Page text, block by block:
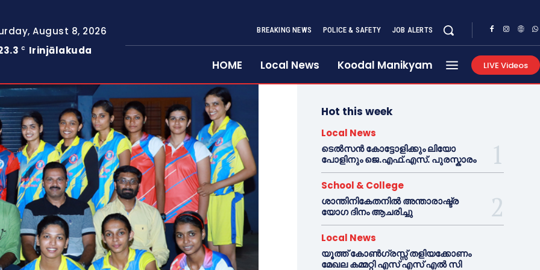
August 8, 2026
C Irinjālakuda
BREAKING NEWS POLICE & SAFETY JOB ALERTS
HOME Local News Koodal Manikyam LIVE Videos
Hot this week
Local News
ടെൽസൻ കോട്ടോളിക്കും ലിയോ
പോളിനും ജെ.എഫ്.എസ്. പുരസ്കാരം
School & College
ശാന്തിനികേതനിൽ അന്താരാഷ്ട്ര
യോഗ ദിനം ആചരിച്ചു
Local News
യൂത്ത് കോൺഗ്രസ്സ് തളിയക്കോണം
മേഖല കമ്മറ്റി എസ് എസ് എൽ സി